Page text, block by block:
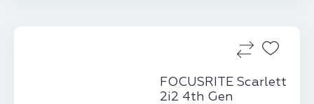
FOCUSRITE Scarlett
2i2 4th Gen